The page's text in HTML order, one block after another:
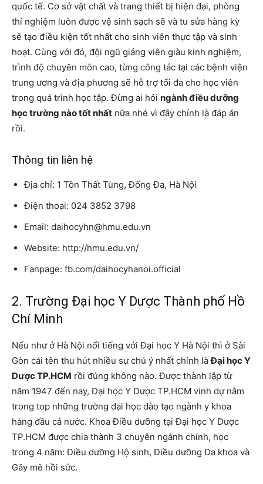
quốc tế. Cơ sở vật chất và trang thiết bị hiện đại, phòng
thí nghiệm luôn được vệ sinh sạch sẽ và tu sửa hàng kỳ
sẽ tạo điều kiện tốt nhất cho sinh viên thực tập và sinh
hoạt. Cùng với đó, đội ngũ giảng viên giàu kinh nghiệm,
trình độ chuyên môn cao, từng công tác tại các bệnh viện
trung ương và địa phương sẽ hỗ trợ tối đa cho học viên
trong quá trình học tập. Đừng ai hỏi ngành điều dưỡng
học trường nào tốt nhất nữa nhé vì đây chính là đáp án
rồi.
Thông tin liên hệ
Địa chỉ: 1 Tôn Thất Tùng, Đống Đa, Hà Nội
Điện thoại: 024 3852 3798
Email: daihocyhn@hmu.edu.vn
Website: http://hmu.edu.vn/
Fanpage: fb.com/daihocyhanoi.official
2. Trường Đại học Y Dược Thành phố Hồ
Chí Minh
Nếu như ở Hà Nội nổi tiếng với Đại học Y Hà Nội thì ở Sài
Gòn cái tên thu hút nhiều sự chú ý nhất chính làĐại học Y
Dược TP.HCM rồi đúng không nào. Được thành lập từ
năm 1947 đến nay, Đại học Y Dược TP.HCM vinh dự nằm
trong top những trường đại học đào tạo ngành y khoa
hàng đầu cả nước. Khoa Điều dưỡng tại Đại học Y Dược
TP.HCM được chia thành 3 chuyên ngành chính, học
trong 4 năm: Điều dưỡng Hộ sinh, Điều dưỡng Đa khoa và
Gây mê hồi sức.